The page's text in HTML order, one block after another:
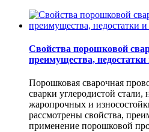
Свойства порошковой
преимущества,
Порошковая сварочная
сварки углеродистой
жаропрочных и
рассмотрены свойства,
применение порошковой